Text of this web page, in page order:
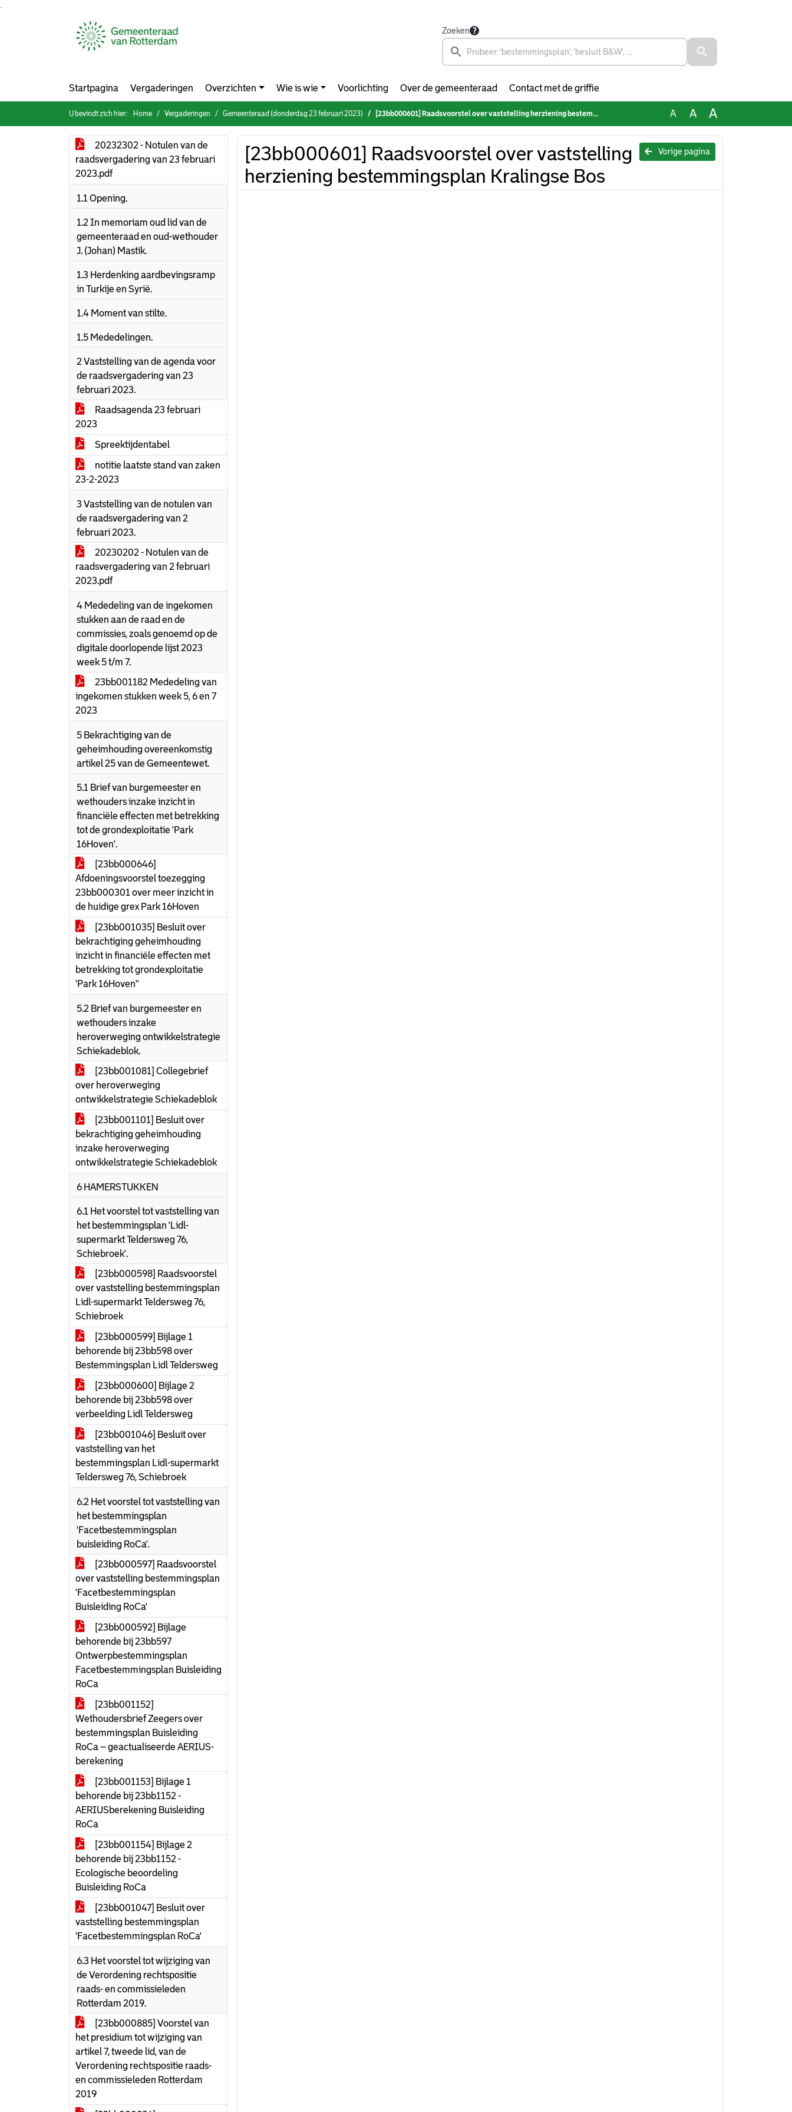
Zoeken
Startpagina Vergaderingen Overzichten Wie is wie Voorlichting Over de gemeenteraad Contact met de griffie
U bevindt zich hier: Home Vergaderingen Gemeenteraad (donderdag 23 februari 2023) [23bb000601] Raadsvoorstel over vaststelling herziening bestemmingsplan Kralingse Bos A A A
20232302 - Notulen van de
raadsvergadering van 23 februari
2023.pdf
1.1 Opening.
1.2 In memoriam oud lid van de
gemeenteraad en oud-wethouder
J. (Johan) Mastik.
1.3 Herdenking aardbevingsramp
in Turkije en Syrië.
1.4 Moment van stilte.
1.5 Mededelingen.
2 Vaststelling van de agenda voor
de raadsvergadering van 23
februari 2023.
Raadsagenda 23 februari
2023
Spreektijdentabel
notitie laatste stand van zaken
23-2-2023
3 Vaststelling van de notulen van
de raadsvergadering van 2
februari 2023.
20230202 - Notulen van de
raadsvergadering van 2 februari
2023.pdf
4 Mededeling van de ingekomen
stukken aan de raad en de
commissies, zoals genoemd op de
digitale doorlopende lijst 2023
week 5 t/m 7.
23bb001182 Mededeling van
ingekomen stukken week 5, 6 en 7
2023
5 Bekrachtiging van de
geheimhouding overeenkomstig
artikel 25 van de Gemeentewet.
5.1 Brief van burgemeester en
wethouders inzake inzicht in
financiële effecten met betrekking
tot de grondexploitatie 'Park
16Hoven'.
[23bb000646]
Afdoeningsvoorstel toezegging
23bb000301 over meer inzicht in
de huidige grex Park 16Hoven
[23bb001035] Besluit over
bekrachtiging geheimhouding
inzicht in financiële effecten met
betrekking tot grondexploitatie
'Park 16Hoven''
5.2 Brief van burgemeester en
wethouders inzake
heroverweging ontwikkelstrategie
Schiekadeblok.
[23bb001081] Collegebrief
over heroverweging
ontwikkelstrategie Schiekadeblok
[23bb001101] Besluit over
bekrachtiging geheimhouding
inzake heroverweging
ontwikkelstrategie Schiekadeblok
6 HAMERSTUKKEN
6.1 Het voorstel tot vaststelling van
het bestemmingsplan 'Lidl-
supermarkt Teldersweg 76,
Schiebroek'.
[23bb000598] Raadsvoorstel
over vaststelling bestemmingsplan
Lidl-supermarkt Teldersweg 76,
Schiebroek
[23bb000599] Bijlage 1
behorende bij 23bb598 over
Bestemmingsplan Lidl Teldersweg
[23bb000600] Bijlage 2
behorende bij 23bb598 over
verbeelding Lidl Teldersweg
[23bb001046] Besluit over
vaststelling van het
bestemmingsplan Lidl-supermarkt
Teldersweg 76, Schiebroek
6.2 Het voorstel tot vaststelling van
het bestemmingsplan
'Facetbestemmingsplan
buisleiding RoCa'.
[23bb000597] Raadsvoorstel
over vaststelling bestemmingsplan
'Facetbestemmingsplan
Buisleiding RoCa'
[23bb000592] Bijlage
behorende bij 23bb597
Ontwerpbestemmingsplan
Facetbestemmingsplan Buisleiding
RoCa
[23bb001152]
Wethoudersbrief Zeegers over
bestemmingsplan Buisleiding
RoCa – geactualiseerde AERIUS-
berekening
[23bb001153] Bijlage 1
behorende bij 23bb1152 -
AERIUSberekening Buisleiding
RoCa
[23bb001154] Bijlage 2
behorende bij 23bb1152 -
Ecologische beoordeling
Buisleiding RoCa
[23bb001047] Besluit over
vaststelling bestemmingsplan
'Facetbestemmingsplan RoCa'
6.3 Het voorstel tot wijziging van
de Verordening rechtspositie
raads- en commissieleden
Rotterdam 2019.
[23bb000885] Voorstel van
het presidium tot wijziging van
artikel 7, tweede lid, van de
Verordening rechtspositie raads-
en commissieleden Rotterdam
2019
Vorige pagina
[23bb000601] Raadsvoorstel over vaststelling
herziening bestemmingsplan Kralingse Bos